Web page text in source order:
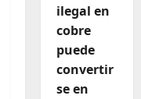
ilegal en
cobre
puede
convertir
se en